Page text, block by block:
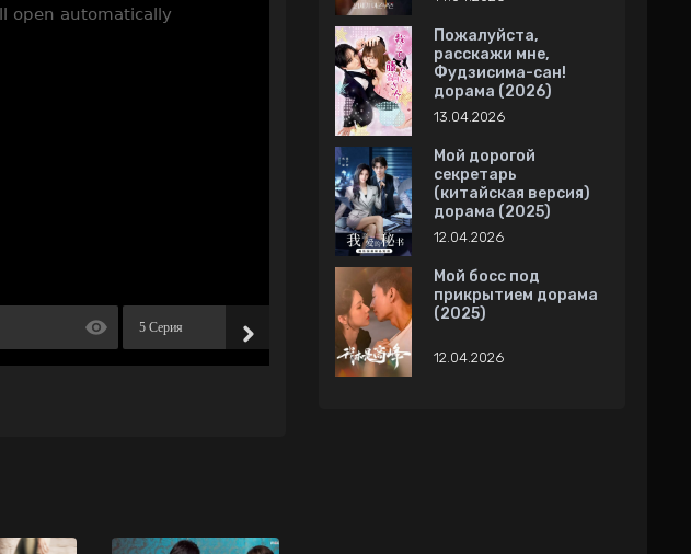
5 Серия 6 Серия
Пожалуйста,
расскажи мне,
Фудзисима-сан!
дорама (2026)
13.04.2026
Мой дорогой
секретарь
(китайская версия)
дорама (2025)
12.04.2026
Мой босс под
прикрытием дорама
(2025)
12.04.2026